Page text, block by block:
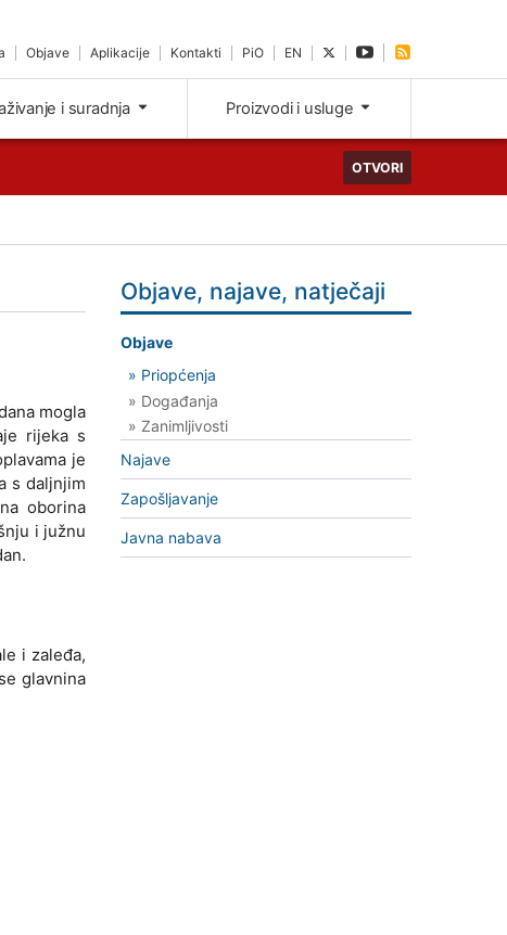
Objave Aplikacije Kontakti PiO EN
i suradnja Proizvodi i usluge
OTVORI
mogla
rijeka s
je
s daljnjim
oborina
i južnu
i zaleđa,
glavnina
Objave, najave, natječaji
Objave
» Priopćenja
» Događanja
» Zanimljivosti
Najave
Zapošljavanje
Javna nabava